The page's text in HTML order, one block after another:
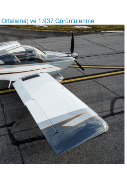
Ortalama) ve 1.937Görüntülenme